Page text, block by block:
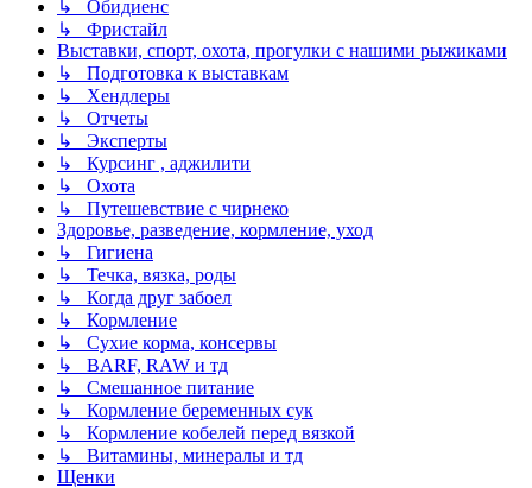
↳ Обидиенс
↳ Фристайл
Выставки, спорт, охота, прогулки с нашими рыжиками
↳ Подготовка к выставкам
↳ Хендлеры
↳ Отчеты
↳ Эксперты
↳ Курсинг , аджилити
↳ Охота
↳ Путешевствие с чирнеко
Здоровье, разведение, кормление, уход
↳ Гигиена
↳ Течка, вязка, роды
↳ Когда друг забоел
↳ Кормление
↳ Сухие корма, консервы
↳ BARF, RAW и тд
↳ Смешанное питание
↳ Кормление беременных сук
↳ Кормление кобелей перед вязкой
↳ Витамины, минералы и тд
Щенки